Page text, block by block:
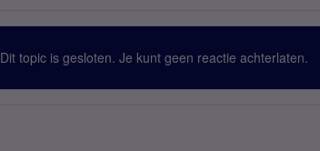
Dit topic is gesloten. Je kunt geen reactie achterlaten.